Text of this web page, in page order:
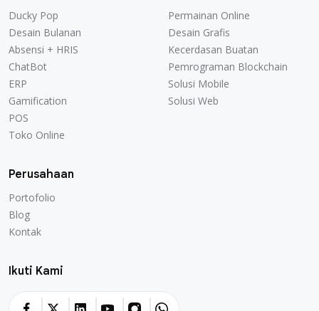
Ducky Pop
Desain Bulanan
Absensi + HRIS
ChatBot
ERP
Gamification
POS
Toko Online
Permainan Online
Desain Grafis
Kecerdasan Buatan
Pemrograman Blockchain
Solusi Mobile
Solusi Web
Perusahaan
Portofolio
Blog
Kontak
Ikuti Kami